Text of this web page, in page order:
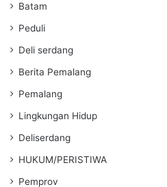
Batam
Peduli
Deli serdang
Berita Pemalang
Pemalang
Lingkungan Hidup
Deliserdang
HUKUM/PERISTIWA
Pemprov